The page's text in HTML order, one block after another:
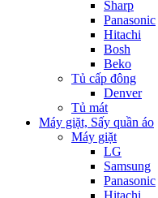
Sharp
Panasonic
Hitachi
Bosh
Beko
Tủ cấp đông
Denver
Tủ mát
Máy giặt, Sấy quần áo
Máy giặt
LG
Samsung
Panasonic
Hitachi